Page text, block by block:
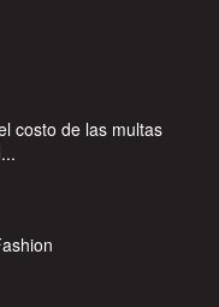
costo de las multas